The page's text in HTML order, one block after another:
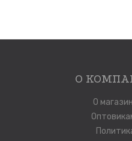
О
О